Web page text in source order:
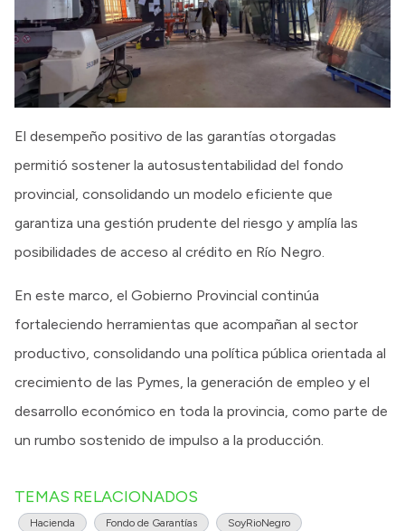
El desempeño positivo de las garantías otorgadas
permitió sostener la autosustentabilidad del fondo
provincial, consolidando un modelo eficiente que
garantiza una gestión prudente del riesgo y amplía las
posibilidades de acceso al crédito en Río Negro.
En este marco, el Gobierno Provincial continúa
fortaleciendo herramientas que acompañan al sector
productivo, consolidando una política pública orientada al
crecimiento de las Pymes, la generación de empleo y el
desarrollo económico en toda la provincia, como parte de
un rumbo sostenido de impulso a la producción.
TEMAS RELACIONADOS
Hacienda Fondo de Garantías SoyRioNegro